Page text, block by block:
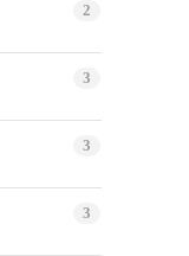
2
3
3
3